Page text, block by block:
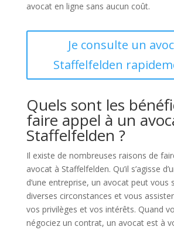
avocat en ligne sans aucun coût.
Je consulte un
Staffelfelden
Quels sont les
faire appel à un
Staffelfelden ?
Il existe de nombreuses raisons de
avocat à Staffelfelden. Qu’il s’agisse
d’une entreprise, un avocat peut vous
diverses circonstances et vous
vos privilèges et vos intérêts. Quand
négociez un contrat, un avocat est à